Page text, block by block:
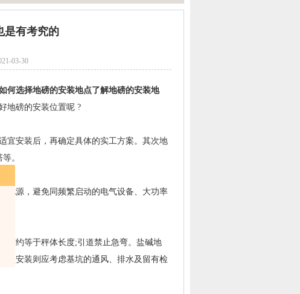
是有考究的
03-30
何选择地磅的安装地点了解地磅的安装地
地磅的安装位置呢 ?
安装后，再确定具体的实工方案。其次地
。
源，避免同频繁启动的电气设备、大功率
约等于秤体长度;引道禁止急弯。盐碱地
须安装则应考虑基坑的通风、排水及留有检